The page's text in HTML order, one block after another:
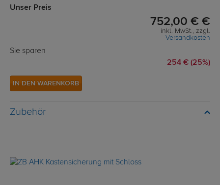
Unser Preis
752,00 € €
inkl. MwSt., zzgl.
Versandkosten
Sie sparen
254 € (25%)
IN DEN WARENKORB
Zubehör